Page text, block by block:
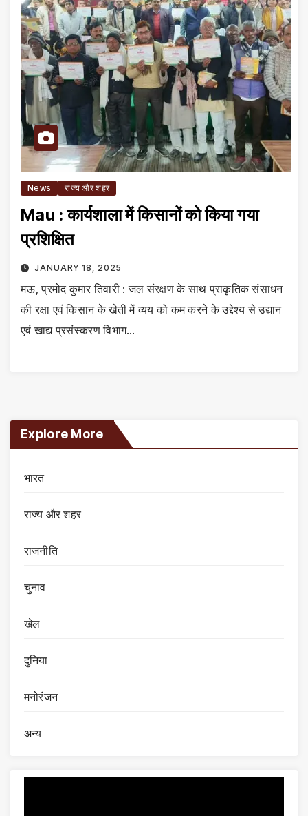
News राज्य और शहर
Mau : कार्यशाला में किसानों को किया गया
प्रशिक्षित
JANUARY 18, 2025
मऊ, प्रमोद कुमार तिवारी : जल संरक्षण के साथ प्राकृतिक संसाधन
की रक्षा एवं किसान के खेती में व्यय को कम करने के उद्देश्य से उद्यान
एवं खाद्य प्रसंस्करण विभाग…
Explore More
भारत
राज्य और शहर
राजनीति
चुनाव
खेल
दुनिया
मनोरंजन
अन्य